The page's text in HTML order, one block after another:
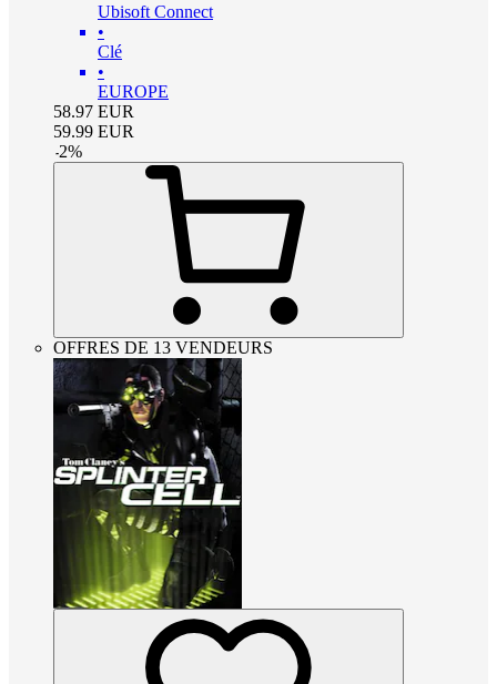
Ubisoft Connect
•
Clé
•
EUROPE
58.97 EUR
59.99 EUR
-2%
OFFRES DE 13 VENDEURS